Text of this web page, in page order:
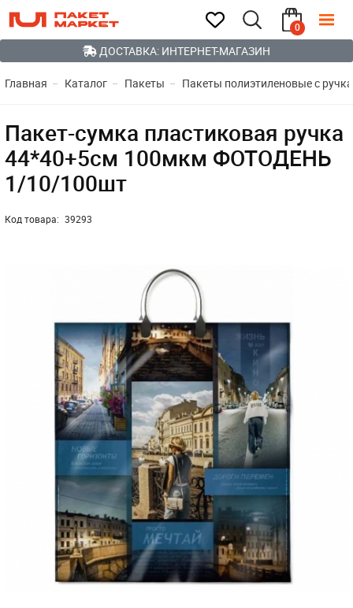
0
ДОСТАВКА: ИНТЕРНЕТ-МАГАЗИН
Главная Каталог Пакеты Пакеты полиэтиленовые с
Пакет-сумка пластиковая ручка
44*40+5см 100мкм ФОТОДЕНЬ
1/10/100шт
Код товара: 39293